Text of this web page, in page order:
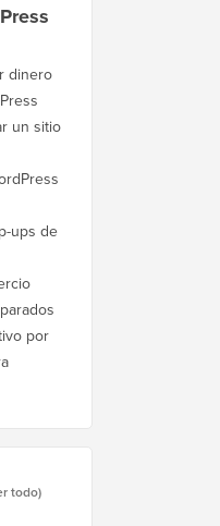
dinero
un sitio
ups de
por
todo)